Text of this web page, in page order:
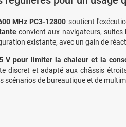
MHz PC3-12800 soutient
convient aux navigateurs, suites
existante, avec un gain de
V pour limiter la chaleur et la
discret et adapté aux châssis
scénarios de bureautique et de